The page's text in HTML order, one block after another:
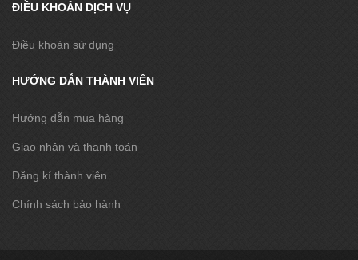
ĐIỀU KHOẢN DỊCH VỤ
Điều khoản sử dụng
HƯỚNG DẪN THÀNH VIÊN
Hướng dẫn mua hàng
Giao nhận và thanh toán
Đăng kí thành viên
Chính sách bảo hành